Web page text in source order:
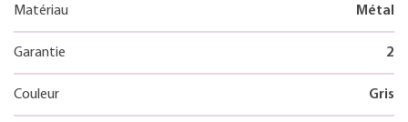
Matériau Métal
Garantie 2
Couleur Gris